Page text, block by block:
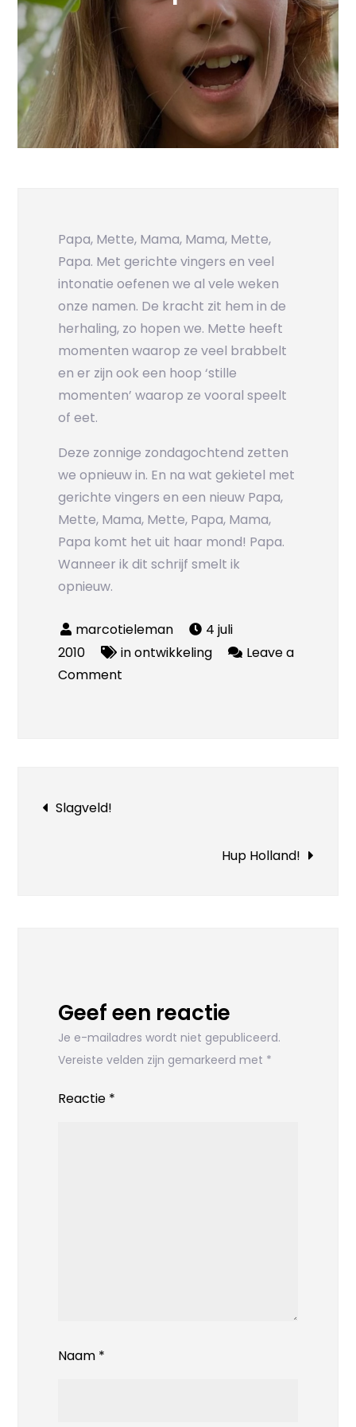
Papa, Mette, Mama, Mama, Mette,
Papa. Met gerichte vingers en veel
intonatie oefenen we al vele weken
onze namen. De kracht zit hem in de
herhaling, zo hopen we. Mette heeft
momenten waarop ze veel brabbelt
en er zijn ook een hoop ‘stille
momenten’ waarop ze vooral speelt
of eet.
Deze zonnige zondagochtend zetten
we opnieuw in. En na wat gekietel met
gerichte vingers en een nieuw Papa,
Mette, Mama, Mette, Papa, Mama,
Papa komt het uit haar mond! Papa.
Wanneer ik dit schrijf smelt ik
opnieuw.
4 juli
2010
in ontwikkeling
Leave a
Comment
Bericht
Slagveld!
Hup Holland!
Geef een reactie
Je e-mailadres wordt niet gepubliceerd.
Vereiste velden zijn gemarkeerd met *
Reactie *
Naam *